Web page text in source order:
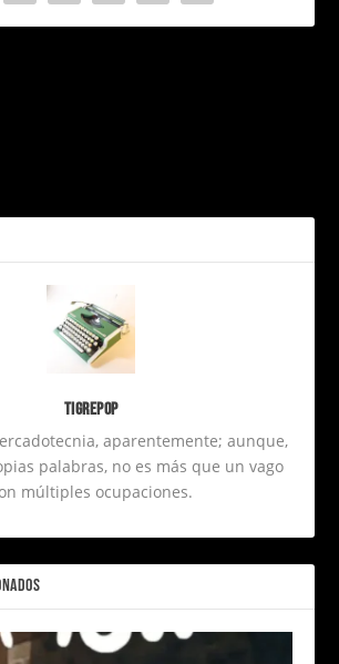
Tigrepop
aparentemente; aunque,
palabras, no es más que un vago
múltiples ocupaciones.